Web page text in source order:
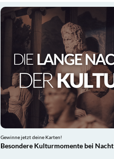
Gewinne jetzt deine Karten!
Besondere Kulturmomente bei Nacht